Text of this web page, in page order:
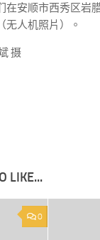
在安顺市西秀区岩
无人机照片）。
摄
LIKE...
0